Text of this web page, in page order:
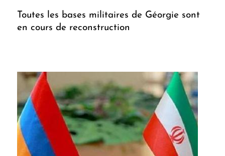
Toutes les bases militaires de Géorgie sont
en cours de reconstruction